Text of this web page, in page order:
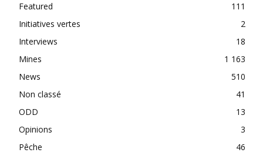
Featured
111
Initiatives vertes
2
Interviews
18
Mines
1 163
News
510
Non classé
41
ODD
13
Opinions
3
Pêche
46